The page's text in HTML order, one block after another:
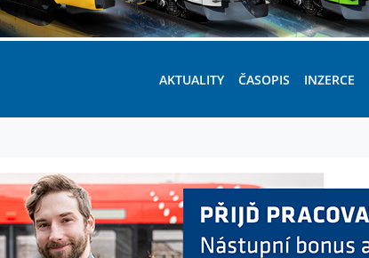
AKTUALITY ČASOPIS INZERCE